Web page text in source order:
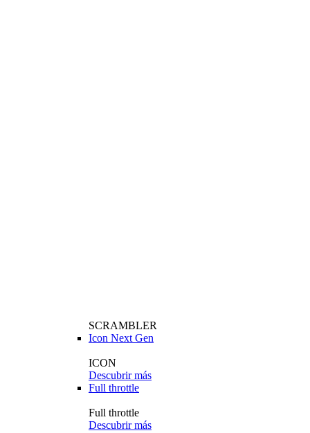
SCRAMBLER
Icon Next Gen
ICON
Descubrir más
Full throttle
Full throttle
Descubrir más